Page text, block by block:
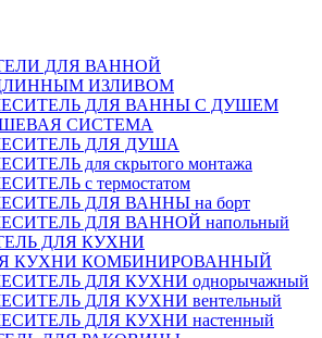
ДЛЯ ВАННОЙ
ИЗЛИВОМ
ДЛЯ ВАННЫ С ДУШЕМ
СИСТЕМА
ДЛЯ ДУША
для скрытого монтажа
с термостатом
ДЛЯ ВАННЫ на борт
ДЛЯ ВАННОЙ напольный
ДЛЯ КУХНИ
КУХНИ КОМБИНИРОВАННЫЙ
ДЛЯ КУХНИ однорычажный
ДЛЯ КУХНИ вентельный
ДЛЯ КУХНИ настенный